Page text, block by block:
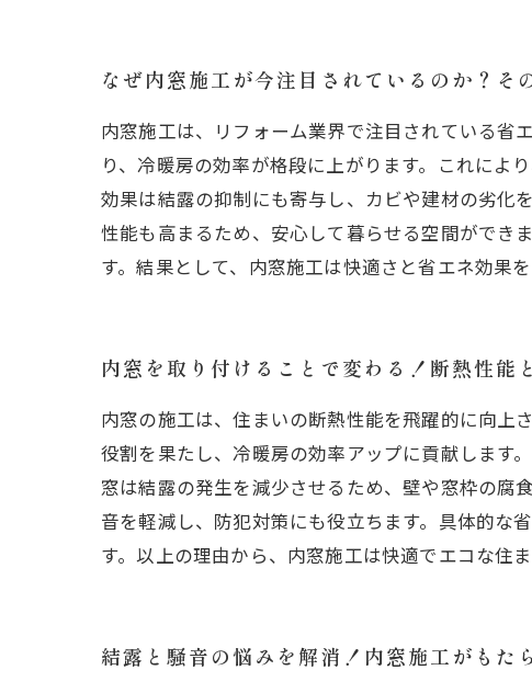
内窓施
なぜ内窓施工が今注目されているのか？そ
内窓施工は、リフォーム業界で注目されている省
り、冷暖房の効率が格段に上がります。これによ
効果は結露の抑制にも寄与し、カビや建材の劣化
性能も高まるため、安心して暮らせる空間ができ
す。結果として、内窓施工は快適さと省エネ効果
内窓を取り付けることで変わる！断熱性能
内窓の施工は、住まいの断熱性能を飛躍的に向上
役割を果たし、冷暖房の効率アップに貢献します
窓は結露の発生を減少させるため、壁や窓枠の腐
音を軽減し、防犯対策にも役立ちます。具体的な
す。以上の理由から、内窓施工は快適でエコな住
結露と騒音の悩みを解消！内窓施工がもた